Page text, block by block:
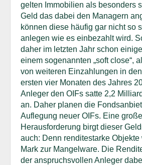
gelten Immobilien als besonders
Geld das dabei den Managern
können diese häufig gar nicht so
anlegen wie es einbezahlt wird.
daher im letzten Jahr schon
einem sogenannten „soft close“,
von weiteren Einzahlungen in
ersten vier Monaten des Jahres
Anleger den OIFs satte 2,2
an. Daher planen die
Auflegung neuer OIFs. Eine große
Herausforderung birgt dieser
auch: Denn renditestarke Objekte
Mark zur Mangelware. Die
der anspruchsvollen Anleger